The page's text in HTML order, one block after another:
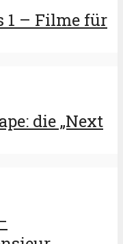
1 – Filme für
die „Next